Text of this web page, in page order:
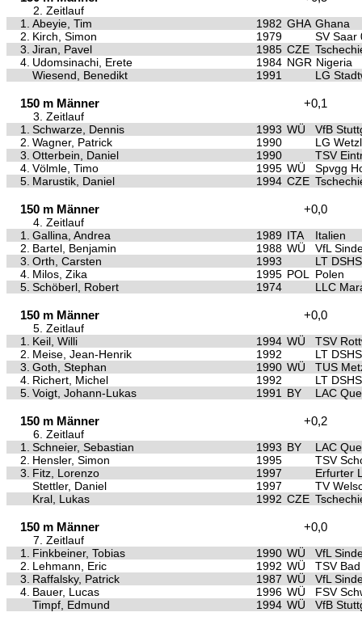
2. Zeitlauf
1.
Abeyie, Tim 1982 GHA Ghana
2. Kirch, Simon 1979
SV Saar
3. Jiran, Pavel 1985 CZE
4. Udomsinachi, Erete 1984 NGR Nigeria
Wiesend, Benedikt
1991 LG
150 m Männer +0,1
3. Zeitlauf
1.
Schwarze, Dennis 1993 WÜ
VfB
2. Wagner, Patrick 1990
LG
3. Otterbein, Daniel 1990
TSV
4. Völmle, Timo 1995 WÜ
Spvgg
5. Marustik, Daniel 1994 CZE
150 m Männer +0,0
4. Zeitlauf
1.
Gallina, Andrea 1989 ITA
Italien
2. Bartel, Benjamin 1988 WÜ
VfL
3. Orth, Carsten 1993
LT
4. Milos, Zika 1995 POL
Polen
5. Schöberl, Robert 1974 LLC
150 m Männer +0,0
5. Zeitlauf
1.
Keil, Willi 1994 WÜ
TSV
2. Meise, Jean-Henrik 1992
LT
3. Goth, Stephan 1990 WÜ
TUS
4. Richert, Michel 1992
LT
5. Voigt, Johann-Lukas 1991 BY LAC
150 m Männer +0,2
6. Zeitlauf
1.
Schneier, Sebastian 1993 BY
LAC
2. Hensler, Simon 1995
TSV
3. Fitz, Lorenzo 1997
Erfurter
Stettler, Daniel
1997
TV
Kral, Lukas
1992 CZE
150 m Männer +0,0
7. Zeitlauf
1.
Finkbeiner, Tobias 1990 WÜ
VfL
2. Lehmann, Eric 1992 WÜ
TSV
3. Raffalsky, Patrick 1987 WÜ
VfL
4. Bauer, Lucas 1996 WÜ
FSV
Timpf, Edmund
1994 WÜ VfB